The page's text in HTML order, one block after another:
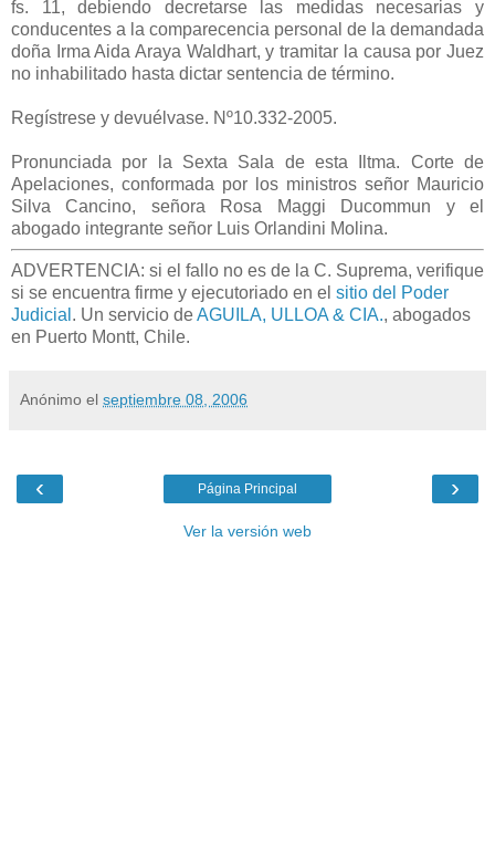
fs. 11, debiendo decretarse las medidas necesarias y
conducentes a la comparecencia personal de la demandada
doña Irma Aida Araya Waldhart, y tramitar la causa por Juez
no inhabilitado hasta dictar sentencia de término.
Regístrese y devuélvase. Nº10.332-2005.
Pronunciada por la Sexta Sala de esta Iltma. Corte de
Apelaciones, conformada por los ministros señor Mauricio
Silva Cancino, señora Rosa Maggi Ducommun y el
abogado integrante señor Luis Orlandini Molina.
ADVERTENCIA: si el fallo no es de la C. Suprema, verifique
si se encuentra firme y ejecutoriado en el sitio del Poder
Judicial . Un servicio deAGUILA, ULLOA & CIA., abogados
en Puerto Montt, Chile.
Anónimo el septiembre 08, 2006
‹ ›
Página Principal
Ver la versión web